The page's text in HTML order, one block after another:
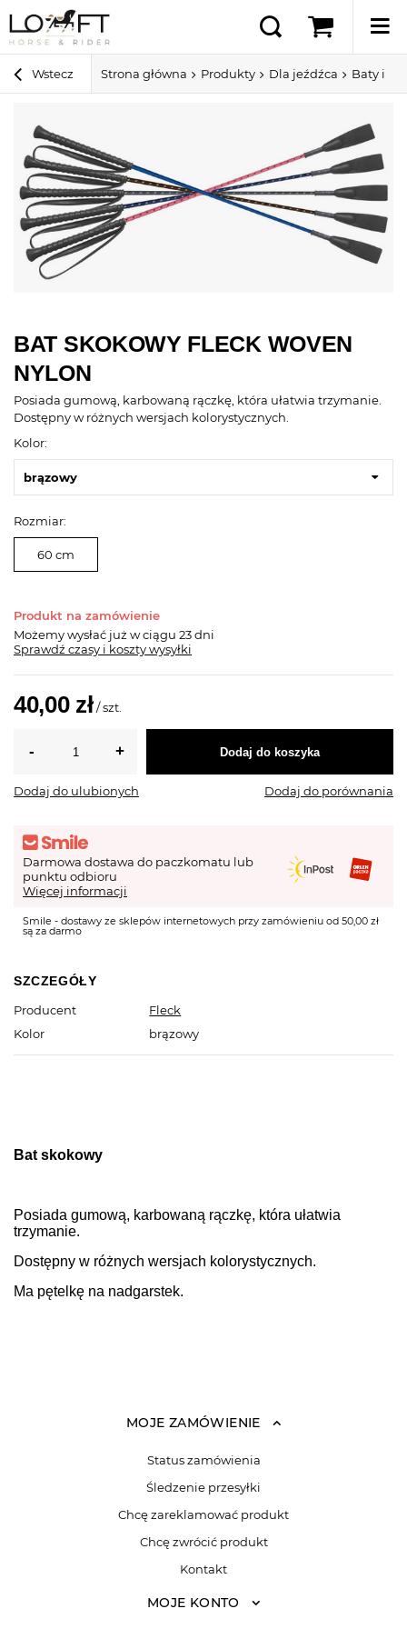
Wstecz Strona główna Produkty Dla jeźdźca Baty i
BAT SKOKOWY FLECK WOVEN
NYLON
Posiada gumową, karbowaną rączkę, która ułatwia trzymanie.
Dostępny w różnych wersjach kolorystycznych.
Kolor:
brązowy
Rozmiar:
60 cm
Produkt na zamówienie
Możemy wysłać już w ciągu 23 dni
Sprawdź czasy i koszty wysyłki
40,00 zł /szt.
Dodaj do koszyka
Dodaj do ulubionych Dodaj do porównania
Darmowa dostawa do paczkomatu lub
punktu odbioru
Więcej informacji
Smile - dostawy ze sklepów internetowych przy zamówieniu od 50,00 zł
są za darmo
SZCZEGÓŁY
Producent
Fleck
Kolor
brązowy
Bat skokowy
Posiada gumową, karbowaną rączkę, która ułatwia
trzymanie.
Dostępny w różnych wersjach kolorystycznych.
Ma pętelkę na nadgarstek.
MOJE ZAMÓWIENIE
Status zamówienia
Śledzenie przesyłki
Chcę zareklamować produkt
Chcę zwrócić produkt
Kontakt
MOJE KONTO